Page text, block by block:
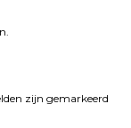
zijn gemarkeerd